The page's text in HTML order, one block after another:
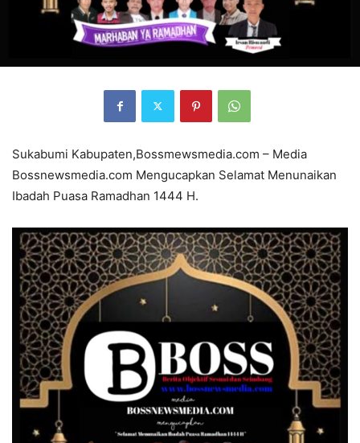
Sukabumi Kabupaten,Bossmewsmedia.com – Media
Bossnewsmedia.com Mengucapkan Selamat Menunaikan
Ibadah Puasa Ramadhan 1444 H.